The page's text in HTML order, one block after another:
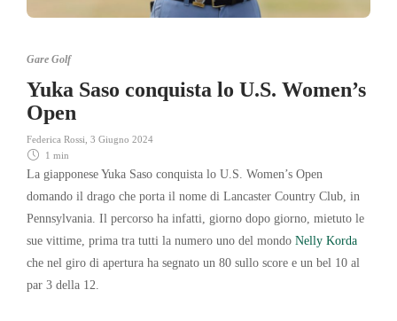
Gare Golf
Yuka Saso conquista lo U.S. Women’s
Open
Federica Rossi 3 Giugno 2024
1 min
La giapponese Yuka Saso conquista lo U.S. Women’s Open
domando il drago che porta il nome di Lancaster Country Club, in
Pennsylvania. Il percorso ha infatti, giorno dopo giorno, mietuto le
sue vittime, prima tra tutti la numero uno del mondo Nelly Korda
che nel giro di apertura ha segnato un 80 sullo score e un bel 10 al
par 3 della 12.